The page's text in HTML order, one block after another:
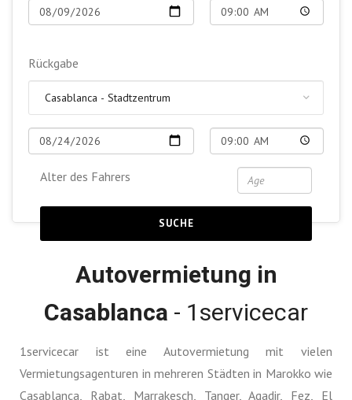
Rückgabe
Alter des Fahrers
SUCHE
Autovermietung in
Casablanca - 1servicecar
1servicecar ist eine Autovermietung mit vielen
Vermietungsagenturen in mehreren Städten in Marokko wie
Casablanca, Rabat, Marrakesch, Tanger, Agadir, Fez, El